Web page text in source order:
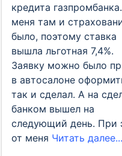
кредита
меня там и
было, поэтому ставка
вышла льготная 7,4%.
Заявку можно было
в автосалоне
так и сделал. А на
банком вышел на
следующий день. При
от меня Читать далее...